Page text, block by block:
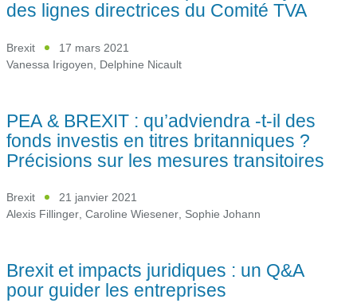
des lignes directrices du Comité TVA
Brexit
17 mars 2021
Vanessa Irigoyen Delphine Nicault
PEA & BREXIT : qu’adviendra -t-il des
fonds investis en titres britanniques ?
Précisions sur les mesures transitoires
Brexit
21 janvier 2021
Alexis Fillinger, Caroline Wiesener, Sophie Johann
Brexit et impacts juridiques : un Q&A
pour guider les entreprises